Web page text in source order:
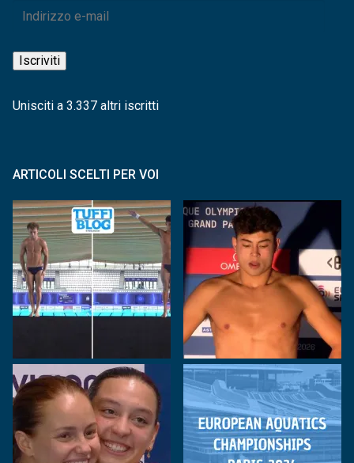
Indirizzo
mail
Iscriviti
Unisciti a 3.337 altri iscritti
ARTICOLI SCELTI PER VOI